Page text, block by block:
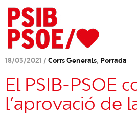
18/03/2021 / Corts Generals, Portada
El PSIB-PSOE
l’aprovació de